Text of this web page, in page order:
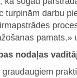
turpinām darbu
pamats,»
nodaļas